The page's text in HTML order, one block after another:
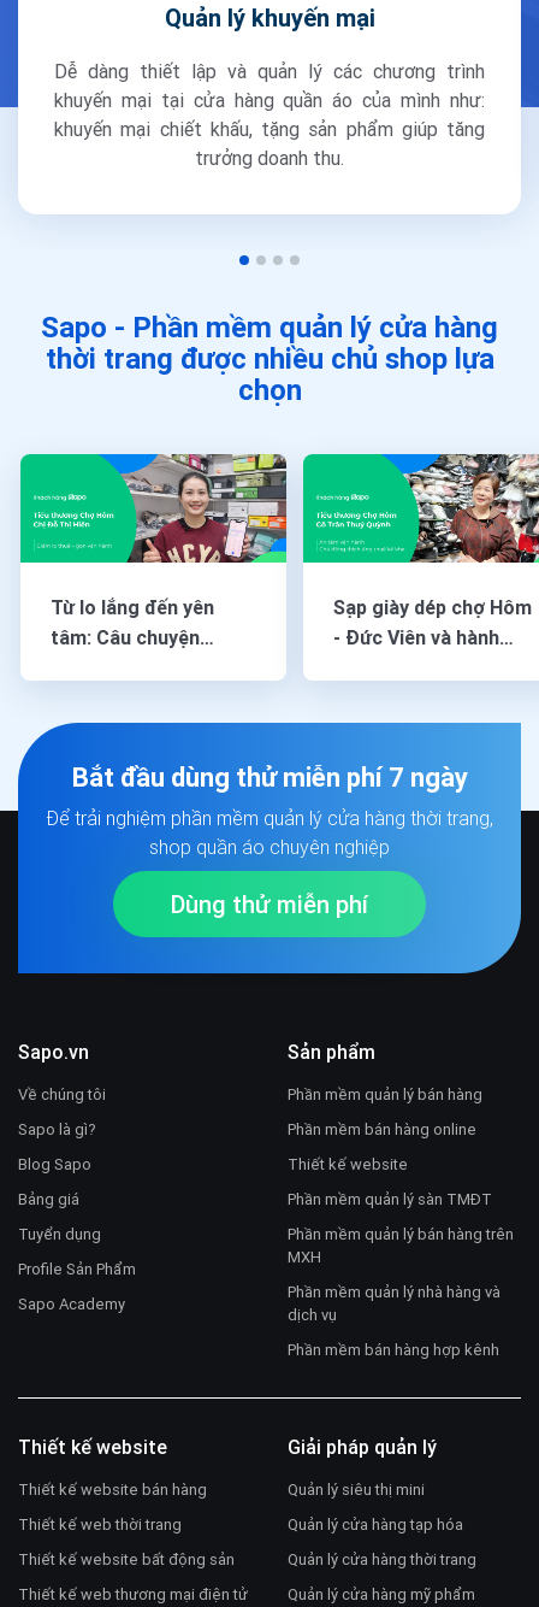
Quản lý khuyến mại
Dễ dàng thiết lập và quản lý các chương trình
khuyến mại tại cửa hàng quần áo của mình như:
khuyến mại chiết khấu, tặng sản phẩm giúp tăng
trưởng doanh thu.
Sapo - Phần mềm quản lý cửa hàng
thời trang được nhiều chủ shop lựa
chọn
Từ lo lắng đến yên
tâm: Câu chuyện
chợ Hôm cùng Sapo
Sạp giày dép chợ Hôm
- Đức Viên và hành
6870
Bắt đầu dùng thử miễn phí 7 ngày
Để trải nghiệm phần mềm quản lý cửa hàng thời trang,
shop quần áo chuyên nghiệp
Dùng thử miễn phí
Sapo.vn
Về chúng tôi
Sapo là gì?
Blog Sapo
Bảng giá
Tuyển dụng
Profile Sản Phẩm
Sapo Academy
Sản phẩm
Phần mềm quản lý bán hàng
Phần mềm bán hàng online
Thiết kế website
Phần mềm quản lý sàn TMĐT
Phần mềm quản lý bán hàng trên
MXH
Phần mềm quản lý nhà hàng và
dịch vụ
Phần mềm bán hàng hợp kênh
Thiết kế website
Thiết kế website bán hàng
Thiết kế web thời trang
Thiết kế website bất động sản
Thiết kế web thương mại điện tử
Giải pháp quản lý
Quản lý siêu thị mini
Quản lý cửa hàng tạp hóa
Quản lý cửa hàng thời trang
Quản lý cửa hàng mỹ phẩm